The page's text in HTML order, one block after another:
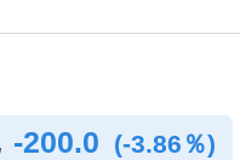
-200.0 (-3.86％)